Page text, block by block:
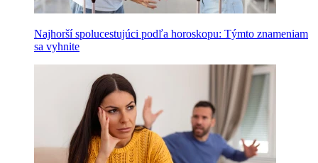
Najhorší spolucestujúci podľa horoskopu: Týmto znameniam
sa vyhnite